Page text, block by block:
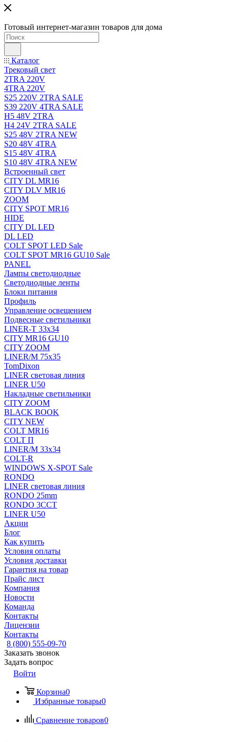
Готовый интернет-магазин товаров для дома
Каталог
Трековый свет
2TRA 220V
4TRA 220V
S25 220V 2TRA SALE
S39 220V 4TRA SALE
H5 48V 2TRA
H4 24V 2TRA SALE
S25 48V 2TRA NEW
S20 48V 4TRA
S15 48V 4TRA
S10 48V 4TRA NEW
Встроенный свет
CITY DL MR16
CITY DLV MR16
ZOOM
CITY SPOT MR16
HIDE
CITY DL LED
DL LED
COLT SPOT LED Sale
COLT SPOT MR16 GU10 Sale
PANEL
Лампы светодиодные
Светодиодные ленты
Блоки питания
Профиль
Управление освещением
Подвесные светильники
LINER-T 33x34
CITY MR16 GU10
CITY ZOOM
LINER/M 75х35
TomDixon
LINER световая линия
LINER U50
Накладные светильники
CITY ZOOM
BLACK BOOK
CITY NEW
COLT MR16
COLT П
LINER/М 33х34
COLT-R
WINDOWS X-SPOT Sale
RONDO
LINER световая линия
RONDO 25mm
RONDO 3CCT
LINER U50
Акции
Блог
Как купить
Условия оплаты
Условия доставки
Гарантия на товар
Прайс лист
Компания
Новости
Команда
Контакты
Лицензии
Контакты
8 (800) 555-09-70
Заказать звонок
Задать вопрос
Войти
Корзина0
Избранные товары0
Сравнение товаров0